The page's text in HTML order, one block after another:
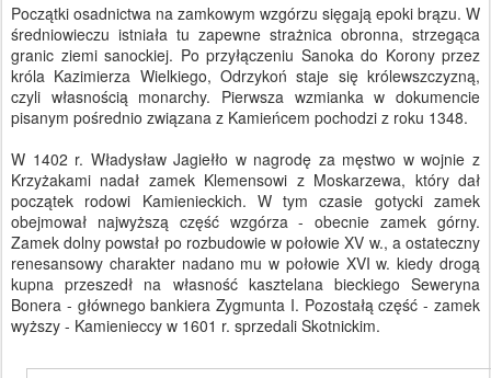
Początki osadnictwa na zamkowym wzgórzu sięgają epoki brązu. W
średniowieczu istniała tu zapewne strażnica obronna, strzegąca
granic ziemi sanockiej. Po przyłączeniu Sanoka do Korony przez
króla Kazimierza Wielkiego, Odrzykoń staje się królewszczyzną,
czyli własnością monarchy. Pierwsza wzmianka w dokumencie
pisanym pośrednio związana z Kamieńcem pochodzi z roku 1348.
W 1402 r. Władysław Jagiełło w nagrodę za męstwo w wojnie z
Krzyżakami nadał zamek Klemensowi z Moskarzewa, który dał
początek rodowi Kamienieckich. W tym czasie gotycki zamek
obejmował najwyższą część wzgórza - obecnie zamek górny.
Zamek dolny powstał po rozbudowie w połowie XV w., a ostateczny
renesansowy charakter nadano mu w połowie XVI w. kiedy drogą
kupna przeszedł na własność kasztelana bieckiego Seweryna
Bonera - głównego bankiera Zygmunta I. Pozostałą część - zamek
wyższy - Kamienieccy w 1601 r. sprzedali Skotnickim.